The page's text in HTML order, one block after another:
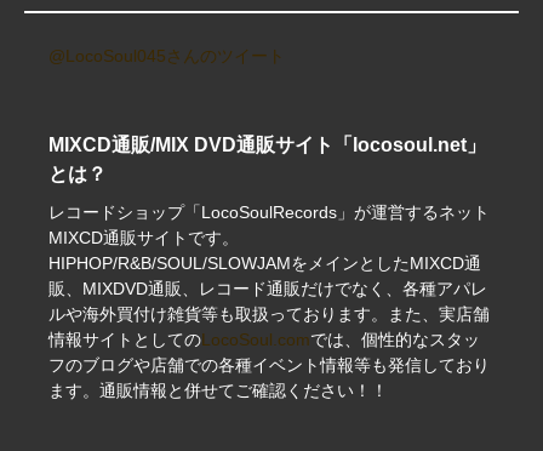
@LocoSoul045さんのツイート
MIXCD通販/MIX DVD通販サイト「locosoul.net」
とは？
レコードショップ「LocoSoulRecords」が運営するネット
MIXCD通販サイトです。
HIPHOP/R&B/SOUL/SLOWJAMをメインとしたMIXCD通
販、MIXDVD通販、レコード通販だけでなく、各種アパレ
ルや海外買付け雑貨等も取扱っております。また、実店舗
情報サイトとしてのLocoSoul.comでは、個性的なスタッ
フのブログや店舗での各種イベント情報等も発信しており
ます。通販情報と併せてご確認ください！！